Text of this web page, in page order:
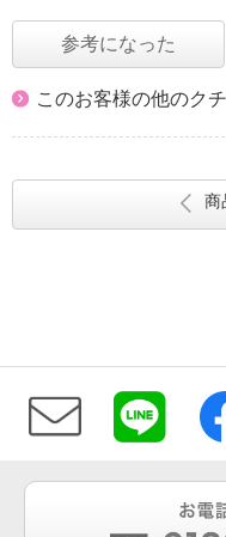
参考になった
このお客様の他のク
商